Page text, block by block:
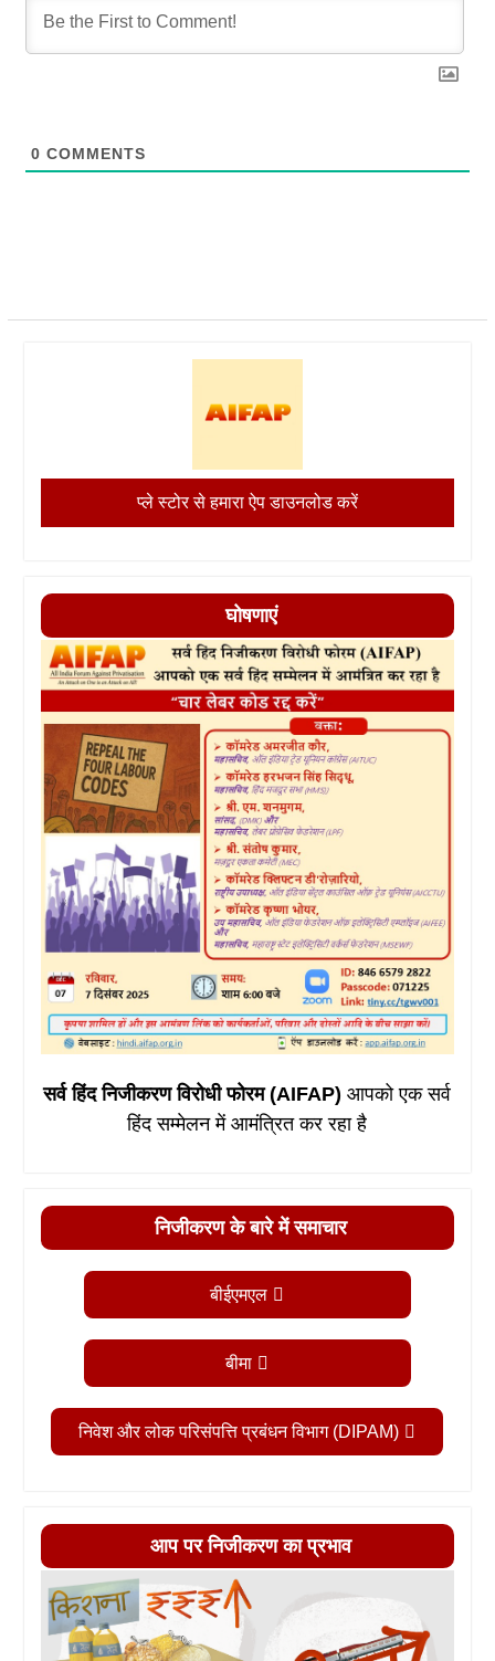
0 COMMENTS
प्ले स्टोर से हमारा ऐप डाउनलोड करें
घोषणाएं
सर्व हिंद निजीकरण विरोधी फोरम (AIFAP)आपको एक सर्व
हिंद सम्मेलन में आमंत्रित कर रहा है
निजीकरण के बारे में समाचार
बीईएमएल
बीमा
निवेश और लोक परिसंपत्ति प्रबंधन विभाग (DIPAM)
आप पर निजीकरण का प्रभाव